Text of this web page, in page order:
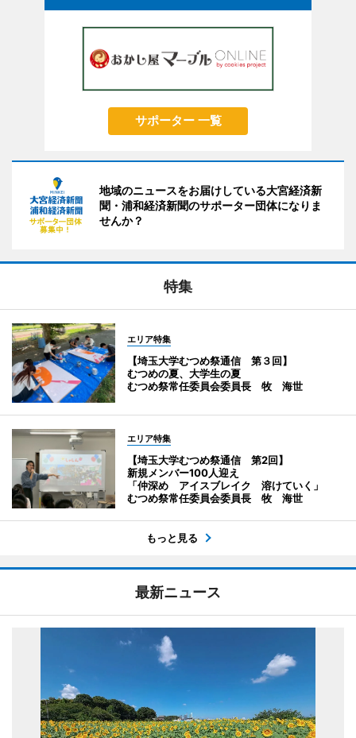
サポーター 一覧
地域のニュースをお届けしている大宮経済新
聞・浦和経済新聞のサポーター団体になりま
せんか？
特集
エリア特集
【埼玉大学むつめ祭通信 第３回】
むつめの夏、大学生の夏
むつめ祭常任委員会委員長 牧 海世
エリア特集
【埼玉大学むつめ祭通信 第2回】
新規メンバー100人迎え
「仲深め アイスブレイク 溶けていく」
むつめ祭常任委員会委員長 牧 海世
もっと見る
最新ニュース